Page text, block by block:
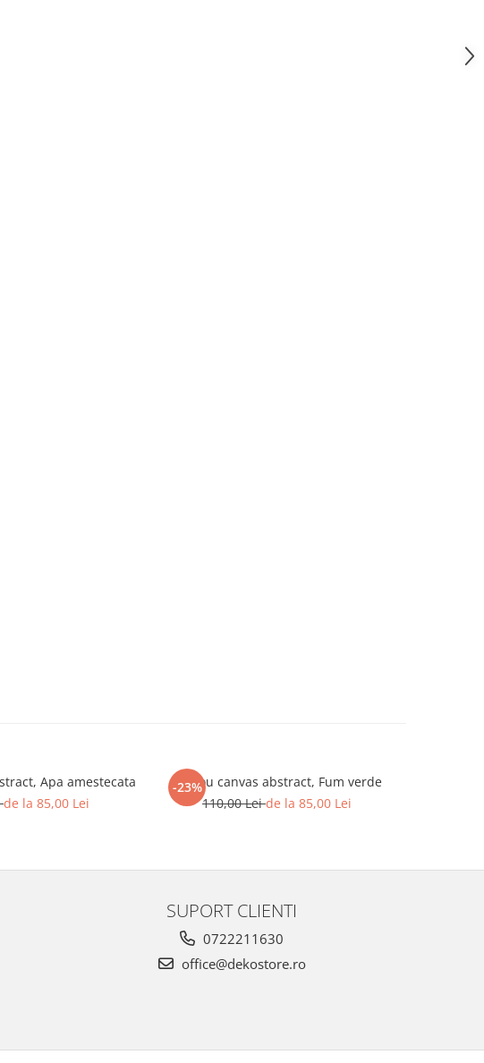
Apa amestecata
de la 85,00 Lei
-23%
Tablou canvas abstract, Fum verde
110,00 Leide la 85,00 Lei
SUPORT CLIENTI
0722211630
office@dekostore.ro